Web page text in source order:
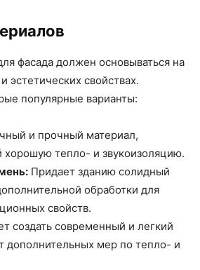
фасада должен основываться на
эстетических свойствах.
популярные варианты:
и прочный материал,
тепло- и звукоизоляцию.
Придает зданию солидный
обработки для
свойств.
создать современный и легкий
дополнительных мер по тепло- и